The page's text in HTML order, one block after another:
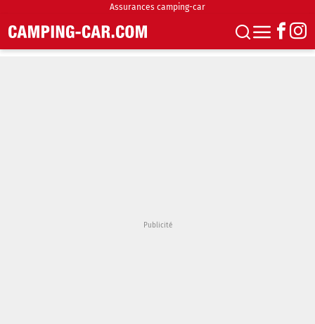
Assurances camping-car